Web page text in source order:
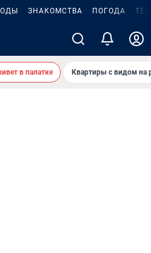
ЗНАКОМСТВА ПОГОДА
в палатке Квартиры с видом на